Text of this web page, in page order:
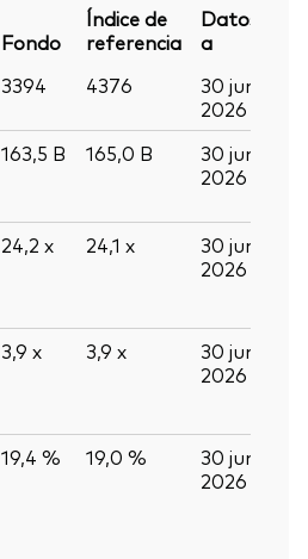
Fondo
Índice de
referencia
Datos
a
3394 4376
30 jun
2026
163,5 B 165,0 B
30 jun
2026
24,2 x 24,1 x
30 jun
2026
3,9 x 3,9 x
30 jun
2026
19,4 % 19,0 %
30 jun
2026